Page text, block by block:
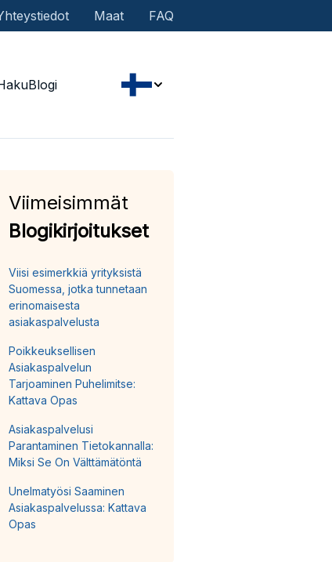
Maat FAQ
Blogi
Viimeisimmät
Blogikirjoitukset
Viisi esimerkkiä yrityksistä
Suomessa, jotka tunnetaan
erinomaisesta
asiakaspalvelusta
Poikkeuksellisen
Asiakaspalvelun
Tarjoaminen Puhelimitse:
Kattava Opas
Asiakaspalvelusi
Parantaminen Tietokannalla:
Miksi Se On Välttämätöntä
Unelmatyösi Saaminen
Asiakaspalvelussa: Kattava
Opas